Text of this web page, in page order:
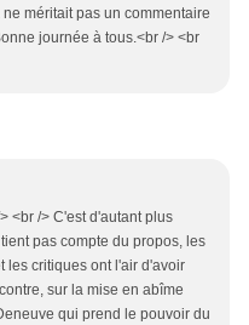
méritait pas un commentaire
journée à tous.<br /> <br
<br /> C'est d'autant plus
pas compte du propos, les
les critiques ont l'air d'avoir
sur la mise en abîme
qui prend le pouvoir du